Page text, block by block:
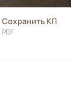
Сохранить КП
PDF